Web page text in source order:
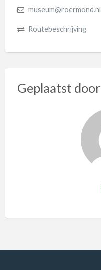
museum@roermond.nl
Routebeschrijving
Geplaatst door